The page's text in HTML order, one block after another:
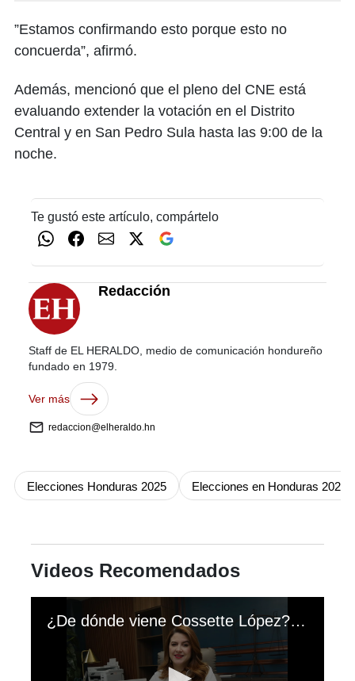
”Estamos confirmando esto porque esto no
concuerda”, afirmó.
Además, mencionó que el pleno del CNE está
evaluando extender la votación en el Distrito
Central y en San Pedro Sula hasta las 9:00 de la
noche.
Te gustó este artículo, compártelo
Redacción
Staff de EL HERALDO, medio de comunicación hondureño
fundado en 1979.
Ver más
redaccion@elheraldo.hn
Elecciones Honduras 2025 Elecciones en Honduras 2025
Videos Recomendados
¿De dónde viene Cossette López? La consejera del CNE comparte su historia